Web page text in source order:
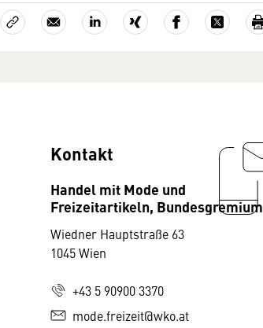
Kontakt
Handel mit Mode und
Freizeitartikeln, Bundesgremium
Wiedner Hauptstraße 63
1045 Wien
+43 5 90900 3370
mode.freizeit@wko.at